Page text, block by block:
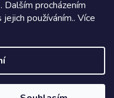
procházením
používáním.. Více
. Všechna práva vyhrazena.
.